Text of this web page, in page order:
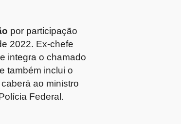
por participação
2022. Ex-chefe
integra o chamado
também inclui o
ao ministro
Federal.